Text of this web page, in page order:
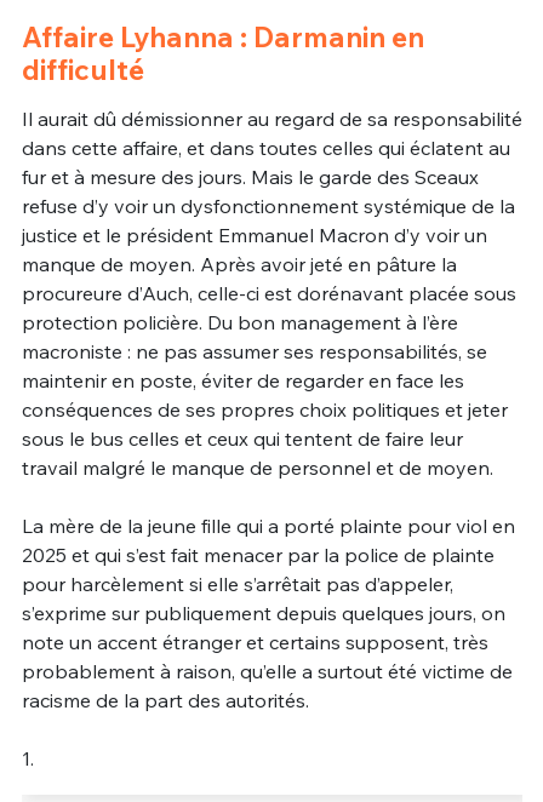
Affaire Lyhanna : Darmanin en
difficulté
Il aurait dû démissionner au regard de sa responsabilité
dans cette affaire, et dans toutes celles qui éclatent au
fur et à mesure des jours. Mais le garde des Sceaux
refuse d’y voir un dysfonctionnement systémique de la
justice et le président Emmanuel Macron d’y voir un
manque de moyen. Après avoir jeté en pâture la
procureure d’Auch, celle-ci est dorénavant placée sous
protection policière. Du bon management à l’ère
macroniste : ne pas assumer ses responsabilités, se
maintenir en poste, éviter de regarder en face les
conséquences de ses propres choix politiques et jeter
sous le bus celles et ceux qui tentent de faire leur
travail malgré le manque de personnel et de moyen.
La mère de la jeune fille qui a porté plainte pour viol en
2025 et qui s’est fait menacer par la police de plainte
pour harcèlement si elle s’arrêtait pas d’appeler,
s’exprime sur publiquement depuis quelques jours, on
note un accent étranger et certains supposent, très
probablement à raison, qu’elle a surtout été victime de
racisme de la part des autorités.
1.